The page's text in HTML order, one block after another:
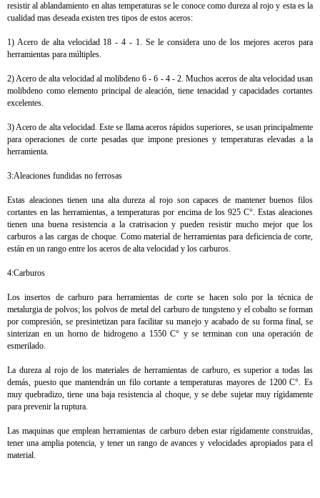
resistir al ablandamiento en altas temperaturas se le conoce como dureza al rojo y esta es la
cualidad mas deseada existen tres tipos de estos aceros:
1) Acero de alta velocidad 18 - 4 - 1. Se le considera uno de los mejores aceros para
herramientas para múltiples.
2) Acero de alta velocidad al molibdeno 6 - 6 - 4 - 2. Muchos aceros de alta velocidad usan
molibdeno como elemento principal de aleación, tiene tenacidad y capacidades cortantes
excelentes.
3) Acero de alta velocidad. Este se llama aceros rápidos superiores, se usan principalmente
para operaciones de corte pesadas que impone presiones y temperaturas elevadas a la
herramienta.
3:Aleaciones fundidas no ferrosas
Estas aleaciones tienen una alta dureza al rojo son capaces de mantener buenos filos
cortantes en las herramientas, a temperaturas por encima de los 925 C°. Estas aleaciones
tienen una buena resistencia a la cratrisacion y pueden resistir mucho mejor que los
carburos a las cargas de choque. Como material de herramientas para deficiencia de corte,
están en un rango entre los aceros de alta velocidad y los carburos.
4:Carburos
Los insertos de carburo para herramientas de corte se hacen solo por la técnica de
metalurgia de polvos; los polvos de metal del carburo de tungsteno y el cobalto se forman
por compresión, se presintetizan para facilitar su manejo y acabado de su forma final, se
sinterizan en un horno de hidrogeno a 1550 C° y se terminan con una operación de
esmerilado.
La dureza al rojo de los materiales de herramientas de carburo, es superior a todas las
demás, puesto que mantendrán un filo cortante a temperaturas mayores de 1200 C°. Es
muy quebradizo, tiene una baja resistencia al choque, y se debe sujetar muy rígidamente
para prevenir la ruptura.
Las maquinas que emplean herramientas de carburo deben estar rígidamente construidas,
tener una amplia potencia, y tener un rango de avances y velocidades apropiados para el
material.